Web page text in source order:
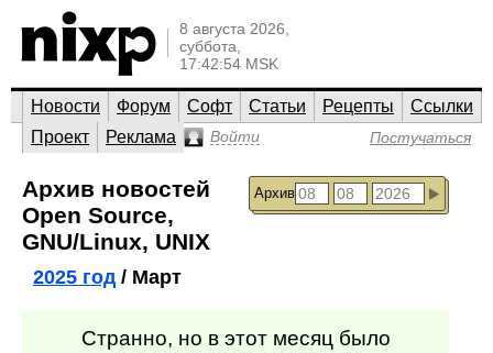
8 августа 2026,
суббота,
17:42:54 MSK
Новости Форум Софт Статьи Рецепты
Ссылки
Проект
Реклама Войти Постучаться
Архив
Архив новостей
Open Source,
GNU/Linux, UNIX
2025 год/ Март
Странно, но в этот месяц было